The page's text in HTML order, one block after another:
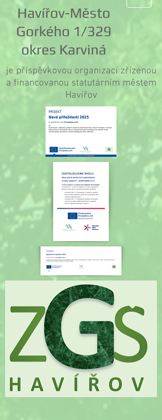
Havířov-Město
Gorkého 1/329
okres Karviná
je příspěvkovou organizací zřízenou
a financovanou statutárním městem
Havířov